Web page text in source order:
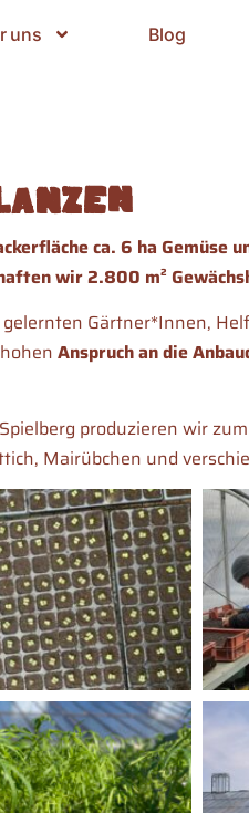
uns Blog
ca. 6 ha
wir 2.800 m²
Gärtner*Innen,
Anspruch an die
produzieren wir
Mairübchen und